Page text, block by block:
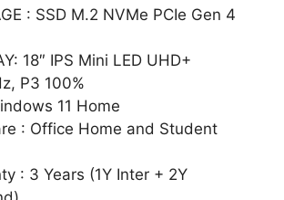
: SSD M.2 NVMe PCIe Gen 4
18″ IPS Mini LED UHD+
P3 100%
11 Home
: Office Home and Student
: 3 Years (1Y Inter + 2Y